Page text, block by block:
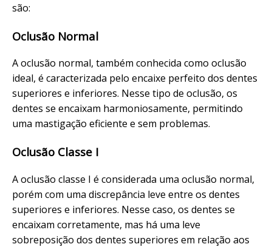
são:
Oclusão Normal
A oclusão normal, também conhecida como oclusão
ideal, é caracterizada pelo encaixe perfeito dos dentes
superiores e inferiores. Nesse tipo de oclusão, os
dentes se encaixam harmoniosamente, permitindo
uma mastigação eficiente e sem problemas.
Oclusão Classe I
A oclusão classe I é considerada uma oclusão normal,
porém com uma discrepância leve entre os dentes
superiores e inferiores. Nesse caso, os dentes se
encaixam corretamente, mas há uma leve
sobreposição dos dentes superiores em relação aos